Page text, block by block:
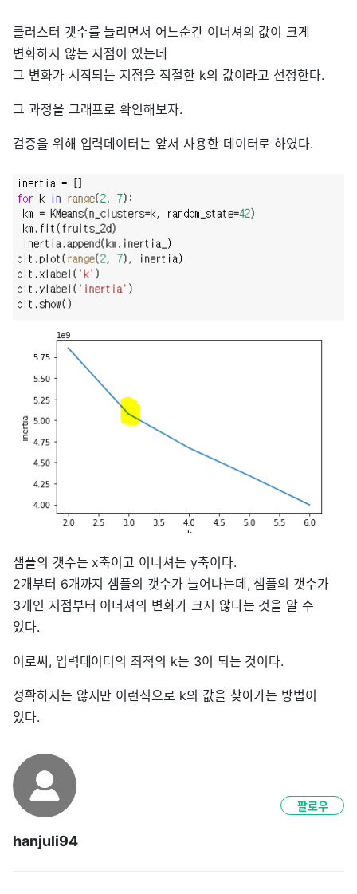
클러스터 갯수를 늘리면서 어느순간 이너셔의 값이 크게
변화하지 않는 지점이 있는데
그 변화가 시작되는 지점을 적절한 k의 값이라고 선정한다.
그 과정을 그래프로 확인해보자.
검증을 위해 입력데이터는 앞서 사용한 데이터로 하였다.
샘플의 갯수는 x축이고 이너셔는 y축이다.
2개부터 6개까지 샘플의 갯수가 늘어나는데, 샘플의 갯수가
3개인 지점부터 이너셔의 변화가 크지 않다는 것을 알 수
있다.
이로써, 입력데이터의 최적의 k는 3이 되는 것이다.
정확하지는 않지만 이런식으로 k의 값을 찾아가는 방법이
있다.
hanjuli94
팔로우